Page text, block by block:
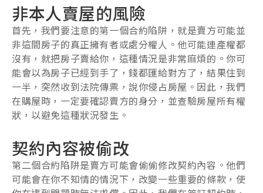
非本人賣屋的風險
首先，我們要注意的第一個合約陷阱，就是賣方可能並
非這間房子的真正擁有者或處分權人。他可能連產權都
沒有，就把房子賣給你，這種情況是非常麻煩的。你可
能會以為房子已經到手了，錢都匯給對方了，結果住到
一半，突然收到法院傳票，說你侵占房屋。因此，我們
在購屋時，一定要確認賣方的身分，並查驗房屋所有權
狀，以避免這種狀況發生。
契約內容被偷改
第二個合約陷阱是賣方可能會偷偷修改契約內容。他們
可能會在你不知情的情況下，改變一些重要的條款，使